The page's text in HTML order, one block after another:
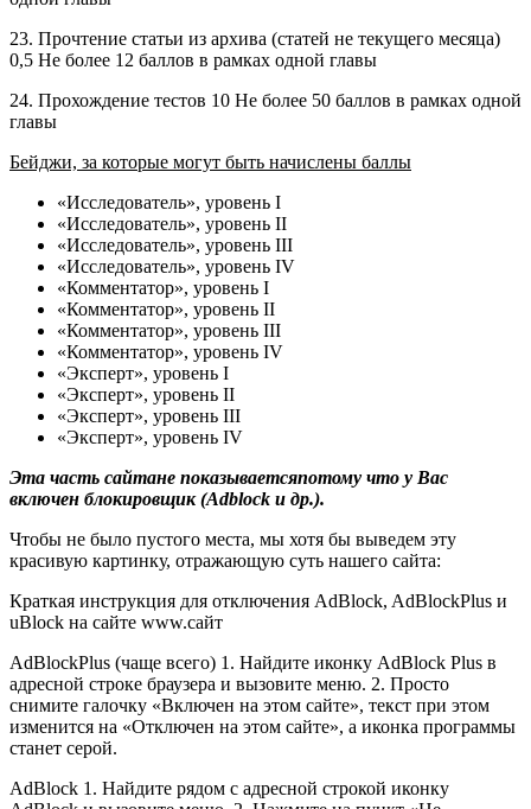
23. Прочтение статьи из архива (статей не текущего месяца)
0,5 Не более 12 баллов в рамках одной главы
24. Прохождение тестов 10 Не более 50 баллов в рамках одной
главы
Бейджи, за которые могут быть начислены баллы
«Исследователь», уровень I
«Исследователь», уровень II
«Исследователь», уровень III
«Исследователь», уровень IV
«Комментатор», уровень I
«Комментатор», уровень II
«Комментатор», уровень III
«Комментатор», уровень IV
«Эксперт», уровень I
«Эксперт», уровень II
«Эксперт», уровень III
«Эксперт», уровень IV
Эта часть сайтане показываетсяпотому что у Вас
включен блокировщик (Adblock и др.).
Чтобы не было пустого места, мы хотя бы выведем эту
красивую картинку, отражающую суть нашего сайта:
Краткая инструкция для отключения AdBlock, AdBlockPlus и
uBlock на сайте www.сайт
AdBlockPlus (чаще всего) 1. Найдите иконку AdBlock Plus в
адресной строке браузера и вызовите меню. 2. Просто
снимите галочку «Включен на этом сайте», текст при этом
изменится на «Отключен на этом сайте», а иконка программы
станет серой.
AdBlock 1. Найдите рядом с адресной строкой иконку